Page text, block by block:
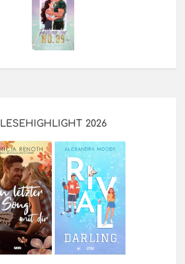
LESEHIGHLIGHT 2026